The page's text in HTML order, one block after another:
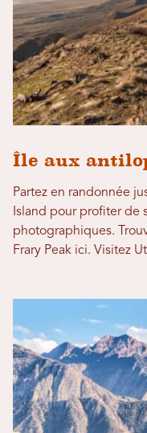
Île aux
Partez en randonnée
Island pour profiter de
photographiques.
Frary Peak ici. Visitez